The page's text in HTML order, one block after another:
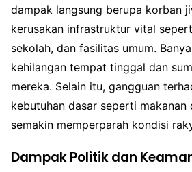
dampak langsung berupa korban
kerusakan infrastruktur vital
sekolah, dan fasilitas umum.
kehilangan tempat tinggal dan
mereka. Selain itu, gangguan
kebutuhan dasar seperti
semakin memperparah kondisi
Dampak Politik dan